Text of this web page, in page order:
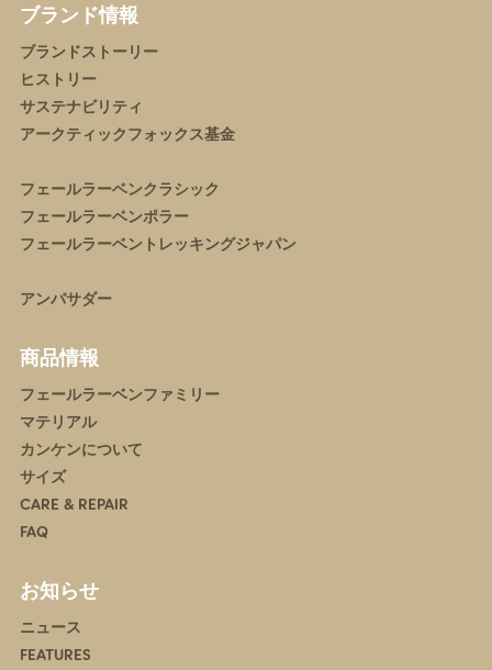
ブランド情報
ブランドストーリー
ヒストリー
サステナビリティ
アークティックフォックス基金
フェールラーベンクラシック
フェールラーベンポラー
フェールラーベントレッキングジャパン
アンバサダー
商品情報
フェールラーベンファミリー
マテリアル
カンケンについて
サイズ
CARE & REPAIR
FAQ
お知らせ
ニュース
FEATURES